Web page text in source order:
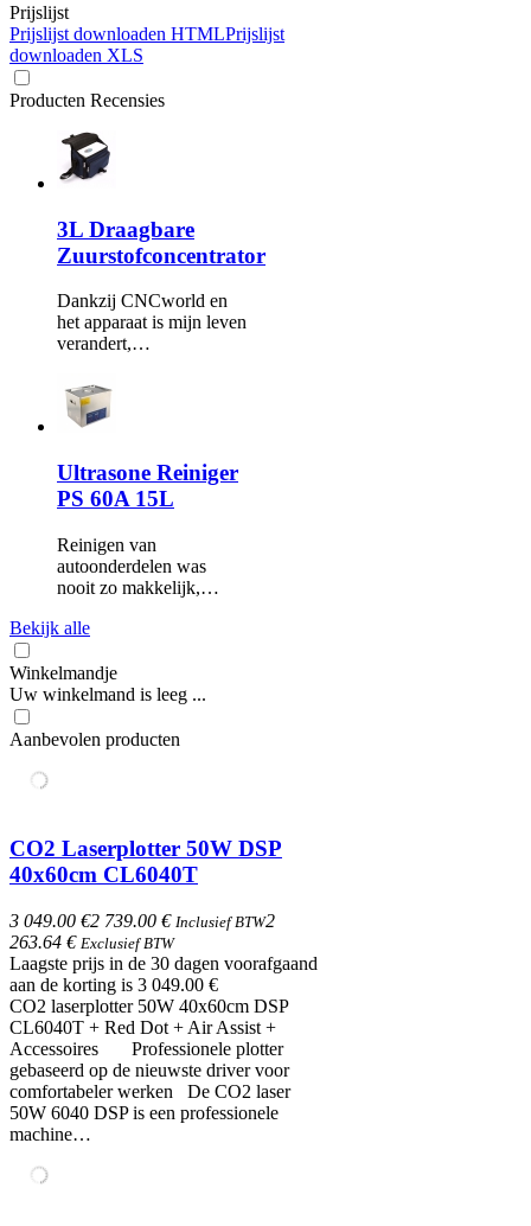
Prijslijst
Prijslijst downloaden HTMLPrijslijst
downloaden XLS
Producten Recensies
3L Draagbare
Zuurstofconcentrator
Dankzij CNCworld en
het apparaat is mijn leven
verandert,…
Ultrasone Reiniger
PS 60A 15L
Reinigen van
autoonderdelen was
nooit zo makkelijk,…
Bekijk alle
Winkelmandje
Uw winkelmand is leeg ...
Aanbevolen producten
CO2 Laserplotter 50W DSP
40x60cm CL6040T
3 049.00 €2 739.00 € Inclusief BTW2
263.64 € Exclusief BTW
Laagste prijs in de 30 dagen voorafgaand
aan de korting is 3 049.00 €
CO2 laserplotter 50W 40x60cm DSP
CL6040T + Red Dot + Air Assist +
Accessoires Professionele plotter
gebaseerd op de nieuwste driver voor
comfortabeler werken De CO2 laser
50W 6040 DSP is een professionele
machine…